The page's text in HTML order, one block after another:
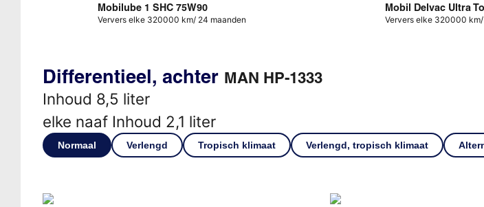
Mobilube 1 SHC 75W90
Ververs elke 320000 km/ 24 maanden
Mobil Delvac Ultra
Ververs elke 320000
Differentieel, achter MAN HP-1333
Inhoud 8,5 liter
elke naaf Inhoud 2,1 liter
Normaal Verlengd Tropisch klimaat Verlengd, tropisch klimaat